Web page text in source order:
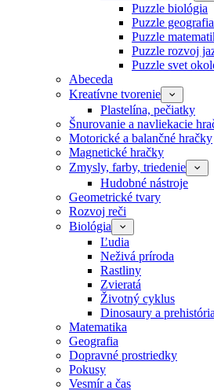
Puzzle biológia
Puzzle geografia
Puzzle
Puzzle rozvoj
Puzzle svet
Abeceda
Kreatívne tvorenie
Plastelína, pečiatky
Šnurovanie a navliekacie
Motorické a balančné hračky
Magnetické hračky
Zmysly, farby, triedenie
Hudobné nástroje
Geometrické tvary
Rozvoj reči
Biológia
Ľudia
Neživá príroda
Rastliny
Zvieratá
Životný cyklus
Dinosaury a prehistória
Matematika
Geografia
Dopravné prostriedky
Pokusy
Vesmír a čas